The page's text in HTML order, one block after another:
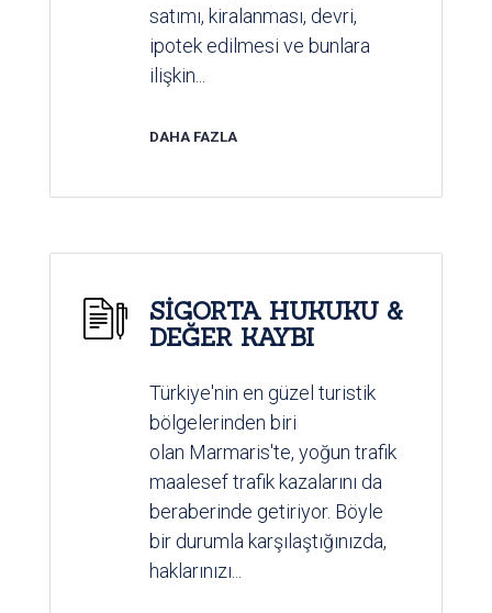
satımı, kiralanması, devri,
ipotek edilmesi ve bunlara
ilişkin...
DAHA FAZLA
SİGORTA HUKUKU &
DEĞER KAYBI
Türkiye'nin en güzel turistik
bölgelerinden biri
olan Marmaris'te, yoğun trafik
maalesef trafik kazalarını da
beraberinde getiriyor. Böyle
bir durumla karşılaştığınızda,
haklarınızı...